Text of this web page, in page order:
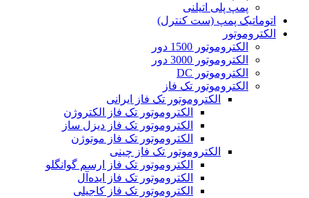
پمپ پلی اتیلنی
اتوماتیک پمپ (ست کنترل)
الکتروموتور
الکتروموتور 1500 دور
الکتروموتور 3000 دور
الکتروموتور DC
الکتروموتور تک فاز
الکتروموتور تک فاز ایرانی
الکتروموتور تک فاز الکتروژن
الکتروموتور تک فاز دیزل ساز
الکتروموتور تک فاز موتوژن
الکتروموتور تک فاز چینی
الکتروموتور تک فاز ارسم گوانگلو
الکتروموتور تک فاز ایده‌آل
الکتروموتور تک فاز کاجیلی